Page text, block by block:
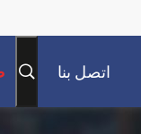
اتصل بنا